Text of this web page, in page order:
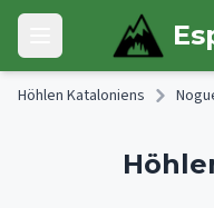
Skip to main content
Open main menu
Höhlen Kataloniens